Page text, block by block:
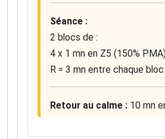
Séance :
2 blocs de :
4 x 1 mn en Z5 (150%
R = 3 mn entre chaque bloc
Retour au calme : 10 mn